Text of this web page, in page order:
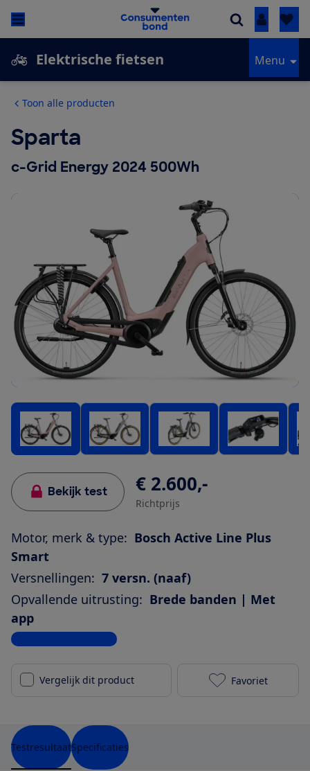
Inloggen
Elektrische fietsen Menu
Toon alle producten
Sparta
c-Grid Energy 2024 500Wh
Bekijk test € 2.600,-
Richtprijs
Motor, merk & type: Bosch Active Line Plus
Smart
Versnellingen: 7 versn. (naaf)
Opvallende uitrusting: Brede banden | Met
app
Bekijk alle specificaties
Vergelijk dit product Sparta c-
Favoriet
TestresultaatSpecificaties